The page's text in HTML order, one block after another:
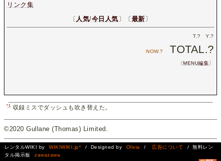
リンク集
〔 人気/今日人気〕〔最新〕
T.? Y.?
NOW.? TOTAL.?
〔MENU編集〕
*1 収録ミスでダッシュも吹き替えた。
©2020 Gullane (Thomas) Limited.
レンタルWIKI by WIKIWIKI.jp* / Designed by Olivia / 広告について
/ 無料レン
タル掲示板
zawazawa